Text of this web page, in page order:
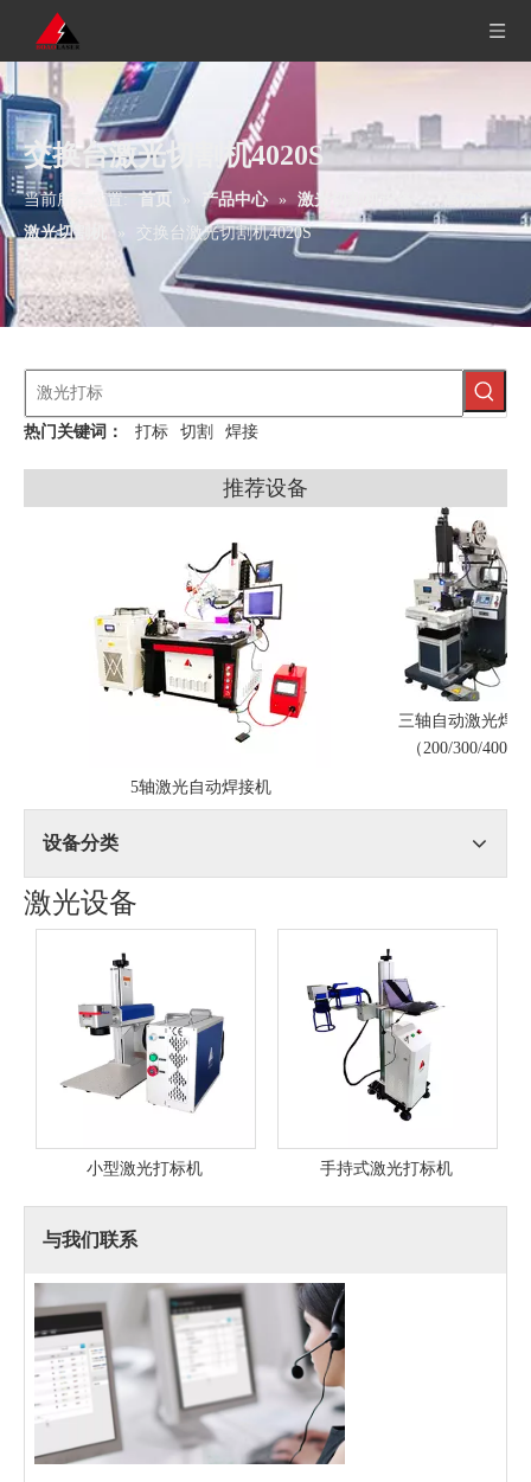
交换台激光切割机4020S
当前所在位置: 首页 » 产品中心 » 激光切割机设备
激光切割机
» 交换台激光切割机4020S
热门关键词： 打标 切割 焊接
推荐设备
5轴激光自动焊接机
三轴自动激光焊接机
（200/300/400W）
设备分类
激光设备
手持式激光打标机
精密激光切割机6060
与我们联系